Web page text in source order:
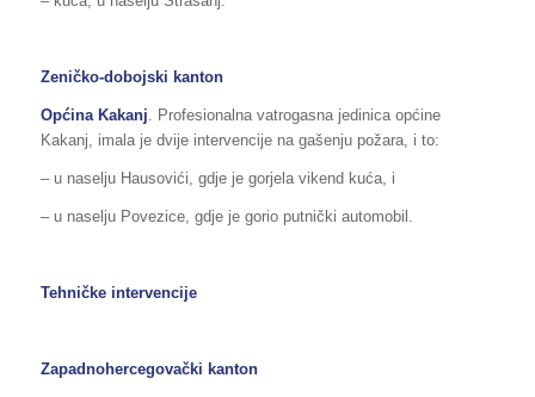
Zeničko-dobojski kanton
Općina Kakanj . Profesionalna vatrogasna jedinica općine
Kakanj, imala je dvije intervencije na gašenju požara, i to:
– u naselju Hausovići, gdje je gorjela vikend kuća, i
– u naselju Povezice, gdje je gorio putnički automobil.
Tehničke intervencije
Zapadnohercegovački kanton